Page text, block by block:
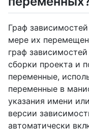
Граф
мере их
граф
сборки проекта и
переменные,
переменные в
указания имени
версии
автоматически